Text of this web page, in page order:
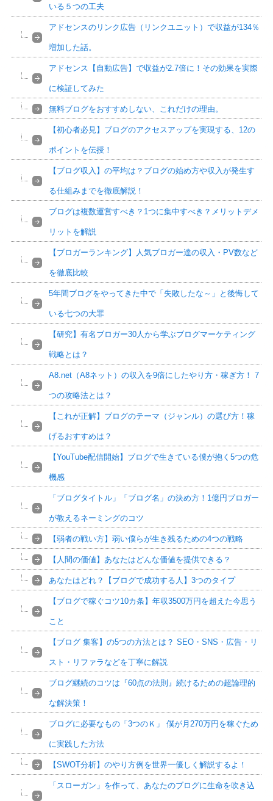
いる５つの工夫
アドセンスのリンク広告（リンクユニット）で収益が134％
増加した話。
アドセンス【自動広告】で収益が2.7倍に！その効果を実際
に検証してみた
無料ブログをおすすめしない、これだけの理由。
【初心者必見】ブログのアクセスアップを実現する、12の
ポイントを伝授！
【ブログ収入】の平均は？ブログの始め方や収入が発生す
る仕組みまでを徹底解説！
ブログは複数運営すべき？1つに集中すべき？メリットデメ
リットを解説
【ブロガーランキング】人気ブロガー達の収入・PV数など
を徹底比較
5年間ブログをやってきた中で「失敗したな～」と後悔して
いる七つの大罪
【研究】有名ブロガー30人から学ぶブログマーケティング
戦略とは？
A8.net（A8ネット）の収入を9倍にしたやり方・稼ぎ方！ 7
つの攻略法とは？
【これが正解】ブログのテーマ（ジャンル）の選び方！稼
げるおすすめは？
【YouTube配信開始】ブログで生きている僕が抱く5つの危
機感
「ブログタイトル」「ブログ名」の決め方！1億円ブロガー
が教えるネーミングのコツ
【弱者の戦い方】弱い僕らが生き残るための4つの戦略
【人間の価値】あなたはどんな価値を提供できる？
あなたはどれ？【ブログで成功する人】3つのタイプ
【ブログで稼ぐコツ10カ条】年収3500万円を超えた今思う
こと
【ブログ 集客】の5つの方法とは？ SEO・SNS・広告・リ
スト・リファラなどを丁寧に解説
ブログ継続のコツは『60点の法則』続けるための超論理的
な解決策！
ブログに必要なもの「3つのＫ」 僕が月270万円を稼ぐため
に実践した方法
【SWOT分析】のやり方例を世界一優しく解説するよ！
「スローガン」を作って、あなたのブログに生命を吹き込